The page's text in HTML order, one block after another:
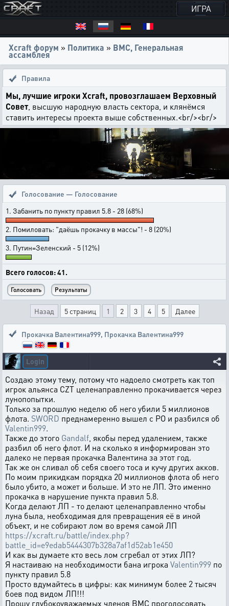
ИГРА
Xcraft форум » Политика » ВМС, Генеральная
ассамблея
Правила
Мы, лучшие игроки Xcraft, провозглашаем Верховный
Совет, высшую народную власть сектора, и клянёмся
ставить интересы проекта выше собственных.<br/><br/>
Голосование — Голосование
1. Забанить по пункту правил 5.8 - 28 (68%)
2. Помиловать: "даёшь прокачку в массы"! - 8 (20%)
3. Путин=Зеленский - 5 (12%)
Всего голосов: 41.
Назад 5 страниц 1 2 3 4 5 Далее
Прокачка Валентина999, Прокачка Валентина999
Login
Создаю этому тему, потому что надоело смотреть как топ
игрок альянса CZT целенаправленно прокачивается через
лунопопытки.
Только за прошлую неделю об него убили 5 миллионов
флота. SWORD преднамеренно вышел с РО и разбился об
Valentin999.
Также до этого Gandalf , якобы перед удалением, также
разбил об него флот. И на сколько я информирован это
далеко не первая прокачка Валентина за этот год.
Так же он сливал об себя своего тоса и кучу других акков.
По моим прикидкам порядка 20 миллионов флота об него
было убито, а может и больше. И это не ЛП. Это именно
прокачка в нарушение пункта правил 5.8.
Когда делают ЛП - то делают целенаправленно чтобы
луна была, необходимая для превращения её в иной
объект, и не собирают лом во время самой ЛП
https://xcraft.ru/battle/index.php?
battle_id=e9edab5444307b328a7af1d52ab1e450
И как вы думаете кто весь лом сгребал от этих ЛП?
Я настаиваю на необходимости бана игрока Valentin999 по
пункту правил 5.8
Просто вдумайтесь в цифры: как минимум более 2 тысяч
боев под видом ЛП!!!
Прошу глубокоуважаемых членов ВМС проголосовать